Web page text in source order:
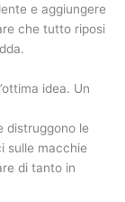
e aggiungere
che tutto riposi
idea. Un
distruggono le
sulle macchie
di tanto in